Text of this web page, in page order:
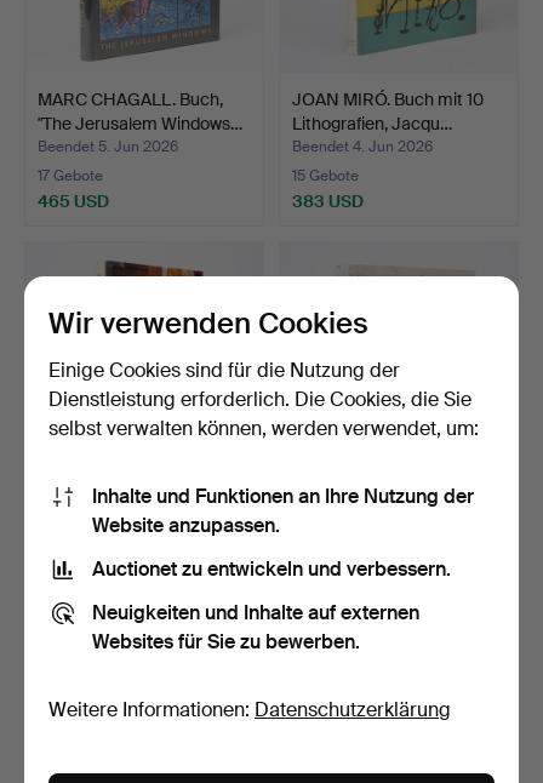
MARC CHAGALL. Buch,
"The Jerusalem Windows…
Beendet 5. Jun 2026
17 Gebote
465 USD
JOAN MIRÓ. Buch mit 10
Lithografien, Jacqu…
Beendet 4. Jun 2026
15 Gebote
383 USD
MAURICE ESTÈVE.
Hommage a Estève,
Numero S…
3 Gebote
43 USD
JOAN MIRÓ. BUCH, "Miro",
72 USD
Wir verwenden Cookies
Einige Cookies sind für die Nutzung der
Dienstleistung erforderlich. Die Cookies, die Sie
selbst verwalten können, werden verwendet, um:
Inhalte und Funktionen an Ihre Nutzung der
Website anzupassen.
Auctionet zu entwickeln und verbessern.
Neuigkeiten und Inhalte auf externen
Websites für Sie zu bewerben.
Weitere Informationen: Datenschutzerklärung